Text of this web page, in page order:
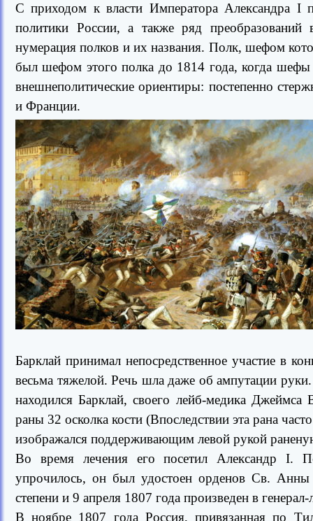
С приходом к власти Императора Александра I
политики России, а также ряд
нумерация полков и их названия. Полк, шефом
был шефом этого полка до 1814 года, когда шефы
внешнеполитические ориентиры: постепенно
и Франции.
Барклай принимал непосредственное участие в
весьма тяжелой. Речь шла даже об ампутации
находился Барклай, своего лейб-медика
раны 32 осколка кости (Впоследствии эта рана
изображался поддерживающим левой рукой
Во время лечения его посетил Александр I.
упрочилось, он был удостоен орденов Св.
степени и 9 апреля 1807 года произведен в
В ноябре 1807 года Россия, привязанная по